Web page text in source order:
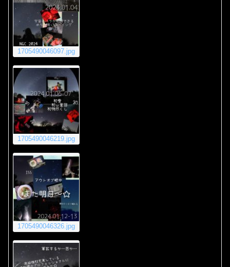
1705490046097.jpg
1705490046219.jpg
1705490046326.jpg